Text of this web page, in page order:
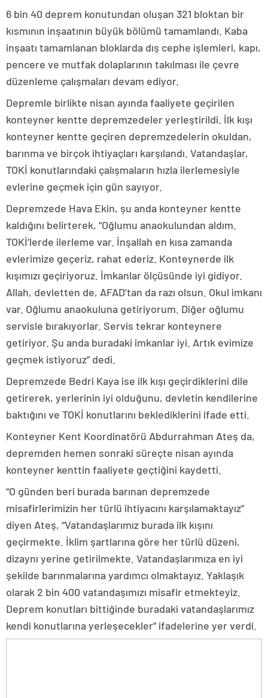
6 bin 40 deprem konutundan oluşan 321 bloktan bir
kısmının inşaatının büyük bölümü tamamlandı. Kaba
inşaatı tamamlanan bloklarda dış cephe işlemleri, kapı,
pencere ve mutfak dolaplarının takılması ile çevre
düzenleme çalışmaları devam ediyor.
Depremle birlikte nisan ayında faaliyete geçirilen
konteyner kentte depremzedeler yerleştirildi. İlk kışı
konteyner kentte geçiren depremzedelerin okuldan,
barınma ve birçok ihtiyaçları karşılandı. Vatandaşlar,
TOKİ konutlarındaki çalışmaların hızla ilerlemesiyle
evlerine geçmek için gün sayıyor.
Depremzede Hava Ekin, şu anda konteyner kentte
kaldığını belirterek, “Oğlumu anaokulundan aldım.
TOKİ’lerde ilerleme var. İnşallah en kısa zamanda
evlerimize geçeriz, rahat ederiz. Konteynerde ilk
kışımızı geçiriyoruz. İmkanlar ölçüsünde iyi gidiyor.
Allah, devletten de, AFAD’tan da razı olsun. Okul imkanı
var. Oğlumu anaokuluna getiriyorum. Diğer oğlumu
servisle bırakıyorlar. Servis tekrar konteynere
getiriyor. Şu anda buradaki imkanlar iyi. Artık evimize
geçmek istiyoruz” dedi.
Depremzede Bedri Kaya ise ilk kışı geçirdiklerini dile
getirerek, yerlerinin iyi olduğunu, devletin kendilerine
baktığını ve TOKİ konutlarını beklediklerini ifade etti.
Konteyner Kent Koordinatörü Abdurrahman Ateş da,
depremden hemen sonraki süreçte nisan ayında
konteyner kenttin faaliyete geçtiğini kaydetti.
“O günden beri burada barınan depremzede
misafirlerimizin her türlü ihtiyacını karşılamaktayız”
diyen Ateş, “Vatandaşlarımız burada ilk kışını
geçirmekte. İklim şartlarına göre her türlü düzeni,
dizaynı yerine getirilmekte. Vatandaşlarımıza en iyi
şekilde barınmalarına yardımcı olmaktayız. Yaklaşık
olarak 2 bin 400 vatandaşımızı misafir etmekteyiz.
Deprem konutları bittiğinde buradaki vatandaşlarımız
kendi konutlarına yerleşecekler” ifadelerine yer verdi.